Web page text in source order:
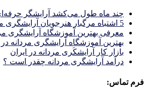
چند ماه طول می‌کشد آرایشگر
5 اشتباه مرگبار هنرجویان آرایشگری مردانه در کرج
معرفی بهترین آموزشگاه آرایشگری
بهترین آموزشگاه آرایشگری مردانه
بازار كار آرايشكَرى مردانه در ايران
درآمد آرایشگری مردانه چقدر است ؟
فرم تماس: